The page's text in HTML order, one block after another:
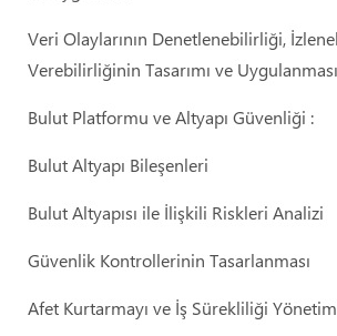
Veri Olaylarının Denetlenebilirliği,
Verebilirliğinin Tasarımı ve Uygulanması
Bulut Platformu ve Altyapı Güvenliği :
Bulut Altyapı Bileşenleri
Bulut Altyapısı ile İlişkili Riskleri Analizi
Güvenlik Kontrollerinin Tasarlanması
Afet Kurtarmayı ve İş Sürekliliği
Giriş Yap